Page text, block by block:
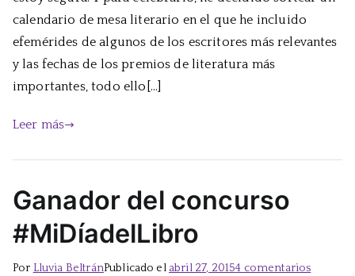
calendario de mesa literario en el que he incluido
efemérides de algunos de los escritores más relevantes
y las fechas de los premios de literatura más
importantes, todo ello[…]
Leer más
Ganador del concurso
#MiDíadelLibro
Por Lluvia BeltránPublicado el abril 27, 20154 comentariosen